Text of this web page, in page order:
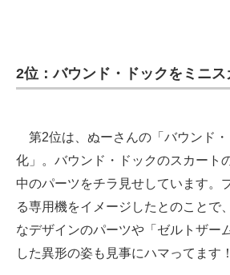
2位：バウンド・ドックをミニ
第2位は、ぬーさんの「バウンド・
化」。バウンド・ドックのスカート
中のパーツをチラ見せしています。
る専用機をイメージしたとのことで
なデザインのパーツや「ゼルトザー
した異形の姿も見事にハマってます！